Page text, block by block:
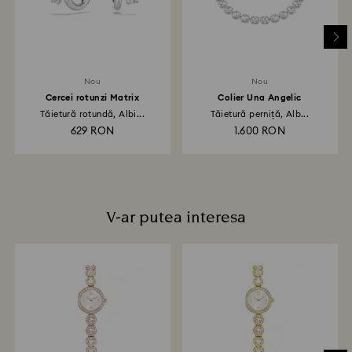
dura până la 3-7 zile lucrătoare pentru ca suma să fie
Nou
Cercei rotunzi Matrix
Tăietură rotundă, Albi...
629 RON
Nou
Colier Una Angelic
Tăietură perniță, Alb...
1.600 RON
V-ar putea interesa